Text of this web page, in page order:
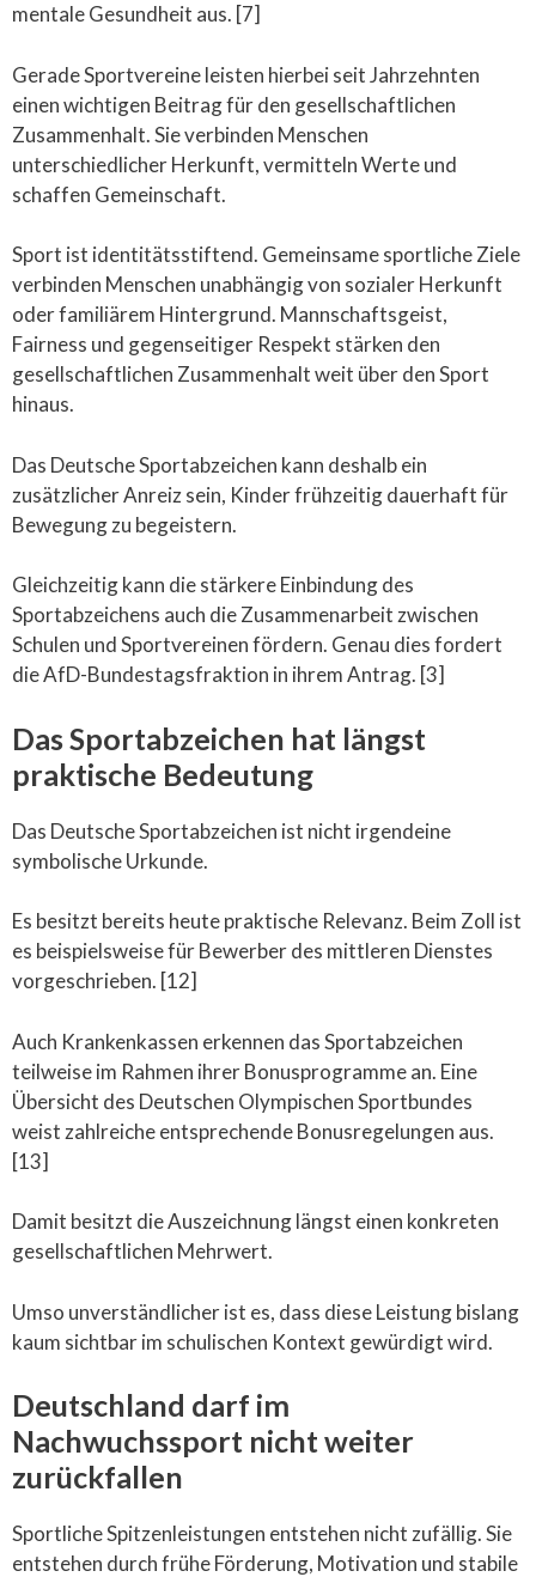
mentale Gesundheit aus. [7]
Gerade Sportvereine leisten hierbei seit Jahrzehnten
einen wichtigen Beitrag für den gesellschaftlichen
Zusammenhalt. Sie verbinden Menschen
unterschiedlicher Herkunft, vermitteln Werte und
schaffen Gemeinschaft.
Sport ist identitätsstiftend. Gemeinsame sportliche Ziele
verbinden Menschen unabhängig von sozialer Herkunft
oder familiärem Hintergrund. Mannschaftsgeist,
Fairness und gegenseitiger Respekt stärken den
gesellschaftlichen Zusammenhalt weit über den Sport
hinaus.
Das Deutsche Sportabzeichen kann deshalb ein
zusätzlicher Anreiz sein, Kinder frühzeitig dauerhaft für
Bewegung zu begeistern.
Gleichzeitig kann die stärkere Einbindung des
Sportabzeichens auch die Zusammenarbeit zwischen
Schulen und Sportvereinen fördern. Genau dies fordert
die AfD-Bundestagsfraktion in ihrem Antrag. [3]
Das Sportabzeichen hat längst
praktische Bedeutung
Das Deutsche Sportabzeichen ist nicht irgendeine
symbolische Urkunde.
Es besitzt bereits heute praktische Relevanz. Beim Zoll ist
es beispielsweise für Bewerber des mittleren Dienstes
vorgeschrieben. [12]
Auch Krankenkassen erkennen das Sportabzeichen
teilweise im Rahmen ihrer Bonusprogramme an. Eine
Übersicht des Deutschen Olympischen Sportbundes
weist zahlreiche entsprechende Bonusregelungen aus.
[13]
Damit besitzt die Auszeichnung längst einen konkreten
gesellschaftlichen Mehrwert.
Umso unverständlicher ist es, dass diese Leistung bislang
kaum sichtbar im schulischen Kontext gewürdigt wird.
Deutschland darf im
Nachwuchssport nicht weiter
zurückfallen
Sportliche Spitzenleistungen entstehen nicht zufällig. Sie
entstehen durch frühe Förderung, Motivation und stabile